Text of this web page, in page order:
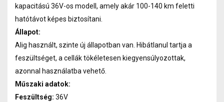
kapacitású 36V-os modell, amely akár 100-140 km feletti
hatótávot képes biztosítani.
Állapot:
Alig használt, szinte új állapotban van. Hibátlanul tartja a
feszültséget, a cellák tökéletesen kiegyensúlyozottak,
azonnal használatba vehető.
Műszaki adatok:
Feszültség: 36V